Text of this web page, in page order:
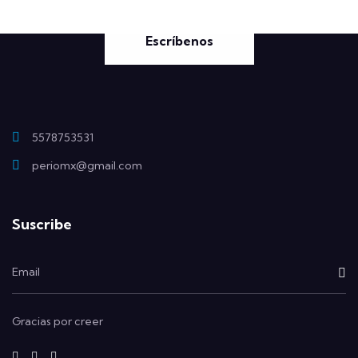
Escríbenos
5578753531
periomx@gmail.com
Suscribe
Gracias por creer
fab fab